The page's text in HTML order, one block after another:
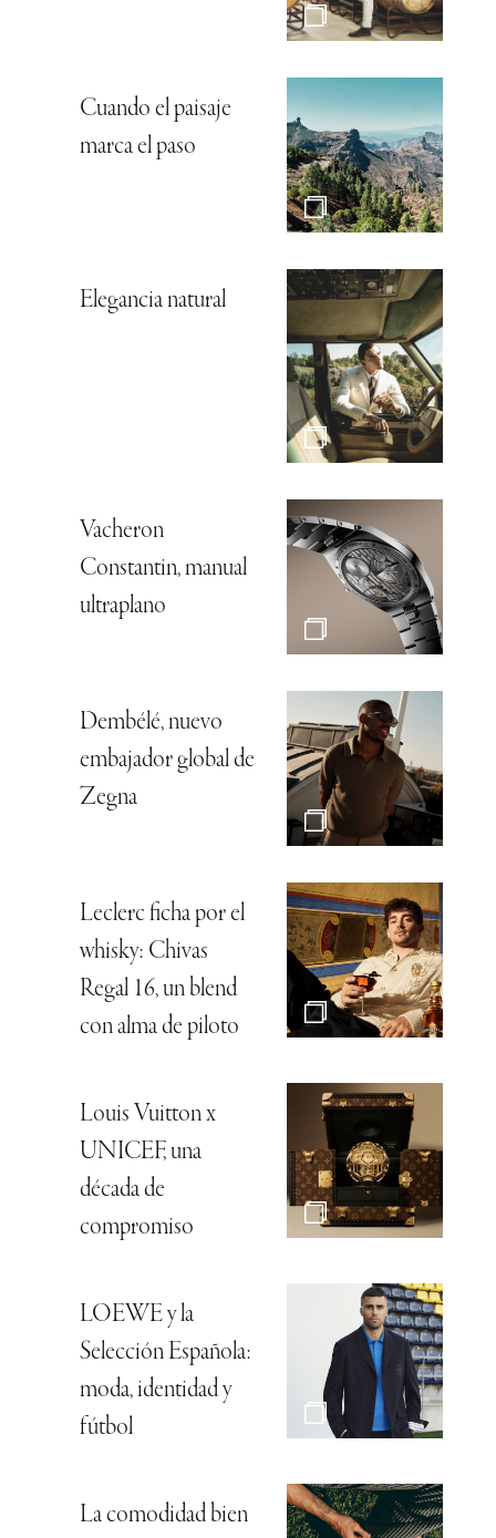
Cuando el paisaje
marca el paso
Elegancia natural
Vacheron
Constantin, manual
ultraplano
Dembélé, nuevo
embajador global de
Zegna
Leclerc ficha por el
whisky: Chivas
Regal 16, un blend
con alma de piloto
Louis Vuitton x
UNICEF, una
década de
compromiso
LOEWE y la
Selección Española:
moda, identidad y
fútbol
La comodidad bien